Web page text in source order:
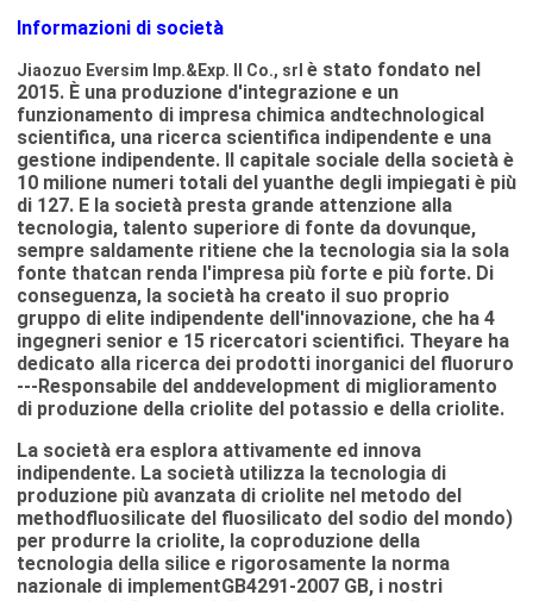
Informazioni di società
Jiaozuo Eversim Imp.&Exp. Il Co., srl è stato fondato nel
2015. È una produzione d'integrazione e un
funzionamento di impresa chimica andtechnological
scientifica, una ricerca scientifica indipendente e una
gestione indipendente. Il capitale sociale della società è
10 milione numeri totali del yuanthe degli impiegati è più
di 127. E la società presta grande attenzione alla
tecnologia, talento superiore di fonte da dovunque,
sempre saldamente ritiene che la tecnologia sia la sola
fonte thatcan renda l'impresa più forte e più forte. Di
conseguenza, la società ha creato il suo proprio
gruppo di elite indipendente dell'innovazione, che ha 4
ingegneri senior e 15 ricercatori scientifici. Theyare ha
dedicato alla ricerca dei prodotti inorganici del fluoruro
---Responsabile del anddevelopment di miglioramento
di produzione della criolite del potassio e della criolite.
La società era esplora attivamente ed innova
indipendente. La società utilizza la tecnologia di
produzione più avanzata di criolite nel metodo del
methodfluosilicate del fluosilicato del sodio del mondo)
per produrre la criolite, la coproduzione della
tecnologia della silice e rigorosamente la norma
nazionale di implementGB4291-2007 GB, i nostri